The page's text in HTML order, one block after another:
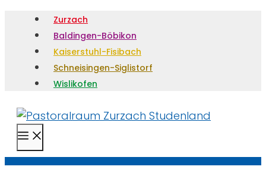
Zurzach
Baldingen-Böbikon
Kaiserstuhl-Fisibach
Schneisingen-Siglistorf
Wislikofen
Menü